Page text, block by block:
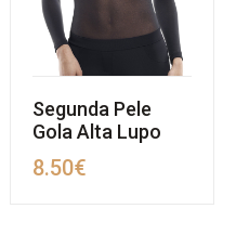
Segunda Pele
Gola Alta Lupo
8.50€